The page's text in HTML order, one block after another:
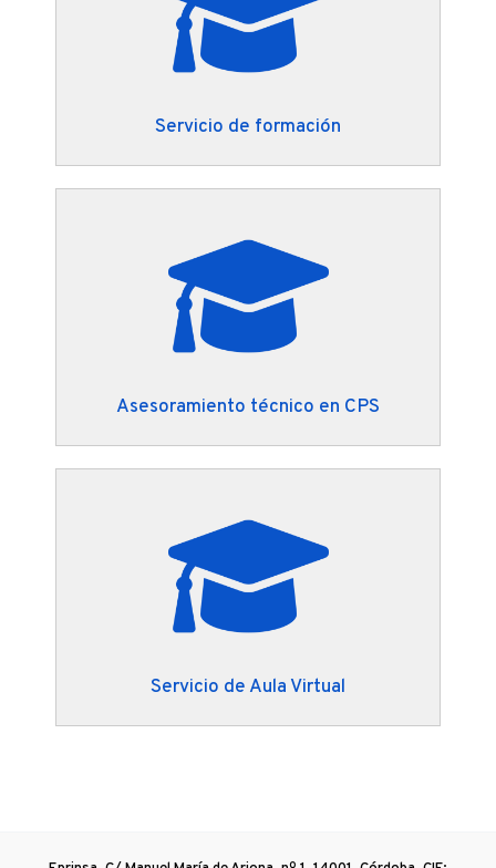
Servicio de formación
Asesoramiento técnico en CPS
Servicio de Aula Virtual